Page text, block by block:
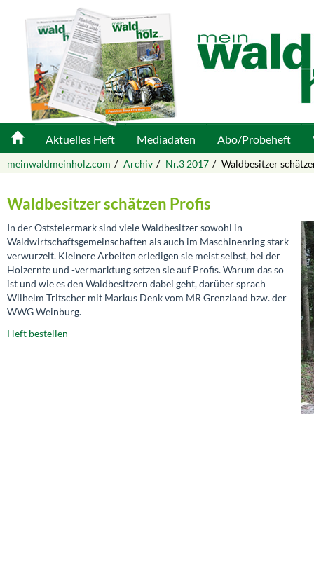
Aktuelles Heft Mediadaten Abo/Probeheft
meinwaldmeinholz.com Archiv Nr.3 2017 Waldbesitzer
Waldbesitzer schätzen Profis
In der Oststeiermark sind viele Waldbesitzer sowohl in
Waldwirtschaftsgemeinschaften als auch im Maschinenring stark
verwurzelt. Kleinere Arbeiten erledigen sie meist selbst, bei der
Holzernte und -vermarktung setzen sie auf Profis. Warum das so
ist und wie es den Waldbesitzern dabei geht, darüber sprach
Wilhelm Tritscher mit Markus Denk vom MR Grenzland bzw. der
WWG Weinburg.
Heft bestellen